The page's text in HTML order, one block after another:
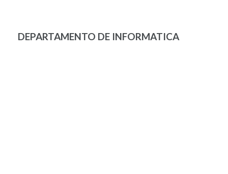
DEPARTAMENTO DE INFORMATICA